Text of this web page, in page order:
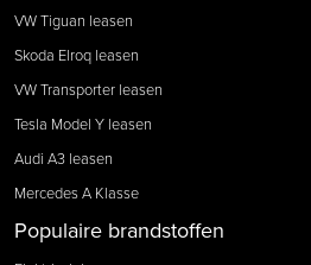
VW Tiguan leasen
Skoda Elroq leasen
VW Transporter leasen
Tesla Model Y leasen
Audi A3 leasen
Mercedes A Klasse
Populaire brandstoffen